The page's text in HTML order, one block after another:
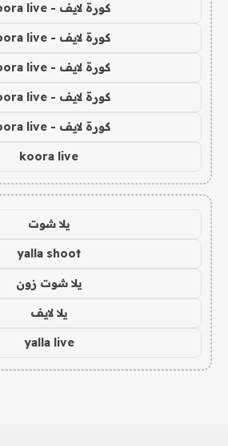
كورة لايف - koora live
كورة لايف - koora live
كورة لايف - koora live
كورة لايف - koora live
كورة لايف - koora live
koora live
يلا شوت
yalla shoot
يلا شوت زون
يلا لايف
yalla live